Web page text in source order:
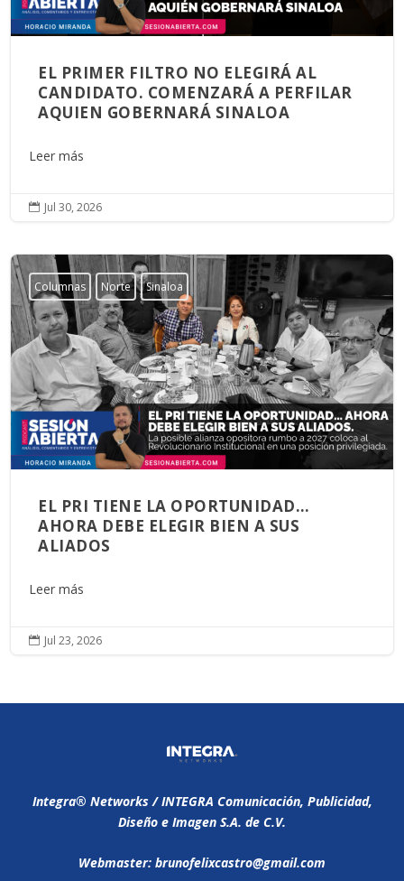
EL PRIMER FILTRO NO ELEGIRÁ AL
CANDIDATO. COMENZARÁ A PERFILAR
AQUIEN GOBERNARÁ SINALOA
Leer más
 Jul 30, 2026
Columnas Norte Sinaloa
EL PRI TIENE LA OPORTUNIDAD…
AHORA DEBE ELEGIR BIEN A SUS
ALIADOS
Leer más
 Jul 23, 2026
Integra®️ Networks / INTEGRA Comunicación, Publicidad,
Diseño e Imagen S.A. de C.V.
Webmaster: brunofelixcastro@gmail.com